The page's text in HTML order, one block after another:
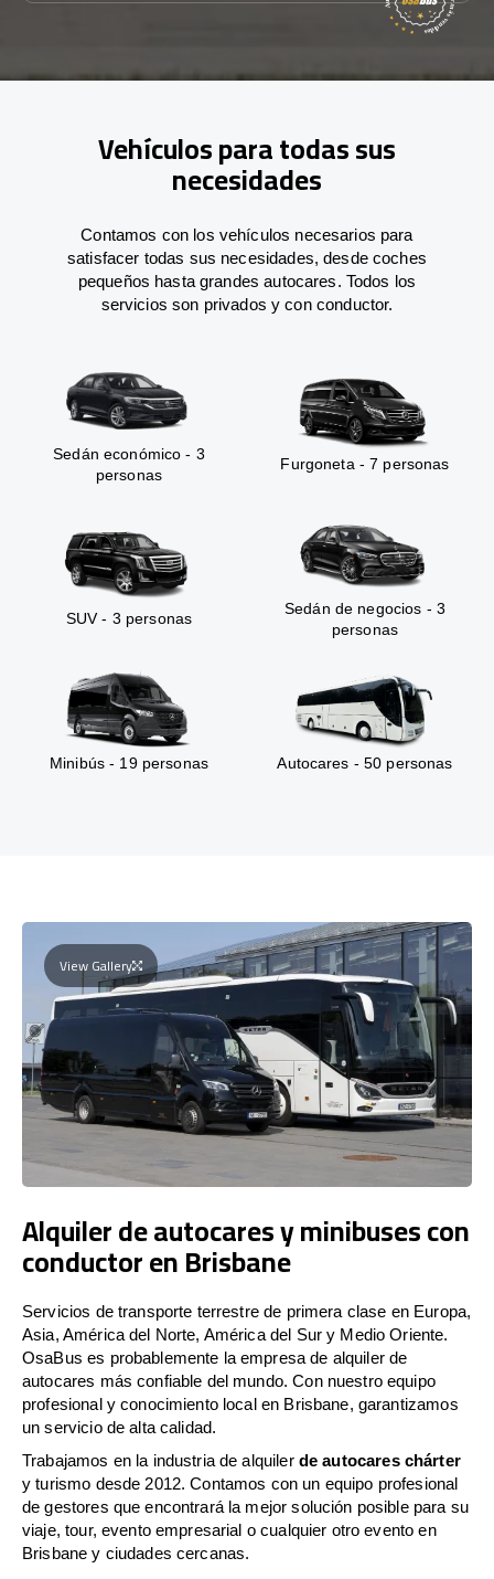
Vehículos para todas sus
necesidades
Contamos con los vehículos necesarios para
satisfacer todas sus necesidades, desde coches
pequeños hasta grandes autocares. Todos los
servicios son privados y con conductor.
Sedán económico - 3
personas
Furgoneta - 7 personas
SUV - 3 personas
Sedán de negocios - 3
personas
Minibús - 19 personas Autocares - 50 personas
View Gallery
Alquiler de autocares y minibuses con
conductor en Brisbane
Servicios de transporte terrestre de primera clase en Europa,
Asia, América del Norte, América del Sur y Medio Oriente.
OsaBus es probablemente la empresa de alquiler de
autocares más confiable del mundo. Con nuestro equipo
profesional y conocimiento local en Brisbane, garantizamos
un servicio de alta calidad.
Trabajamos en la industria de alquiler de autocares chárter
y turismo desde 2012. Contamos con un equipo profesional
de gestores que encontrará la mejor solución posible para su
viaje, tour, evento empresarial o cualquier otro evento en
Brisbane y ciudades cercanas.